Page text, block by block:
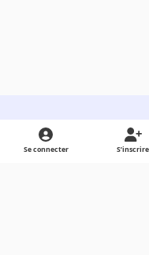
Light ModeDark ModeSystem Preference
Se connecter S’inscrire